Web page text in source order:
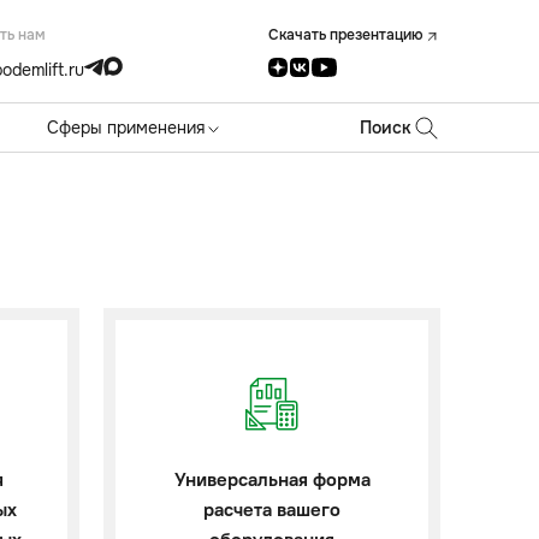
нам Скачать презентацию
Сферы применения Поиск
Универсальная форма
расчета вашего